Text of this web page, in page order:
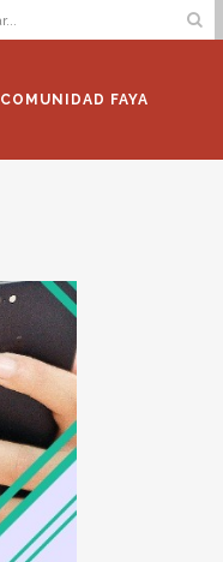
COMUNIDAD FAYA